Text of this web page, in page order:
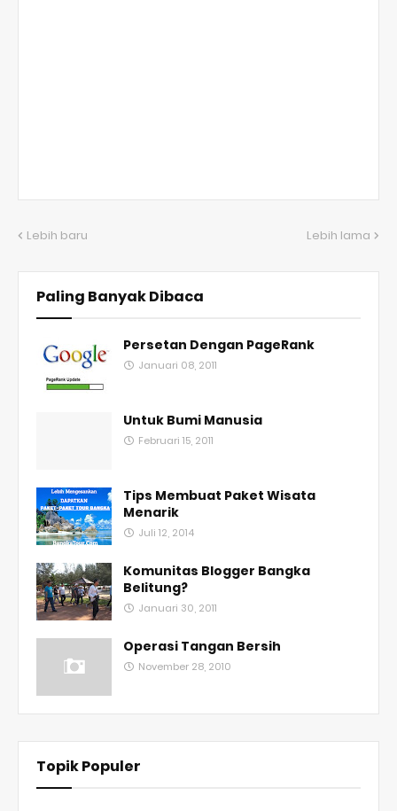
Lebih baru Lebih lama
Paling Banyak Dibaca
Persetan Dengan PageRank
Januari 08, 2011
Untuk Bumi Manusia
Februari 15, 2011
Tips Membuat Paket Wisata
Menarik
Juli 12, 2014
Komunitas Blogger Bangka
Belitung?
Januari 30, 2011
Operasi Tangan Bersih
November 28, 2010
Topik Populer